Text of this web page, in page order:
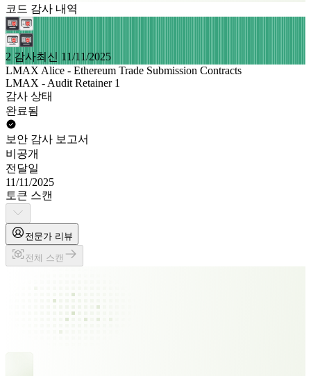
코드 감사 내역
2 감사최신 11/11/2025
LMAX Alice - Ethereum Trade Submission Contracts
LMAX - Audit Retainer 1
감사 상태
완료됨
보안 감사 보고서
비공개
전달일
11/11/2025
토큰 스캔
전문가 리뷰
전체 스캔